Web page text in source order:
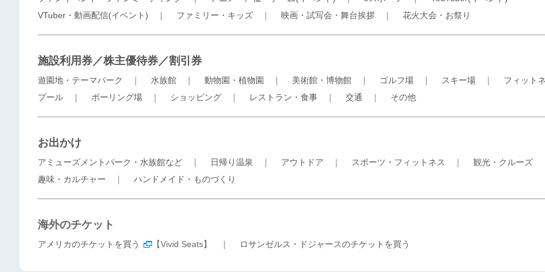
VTuber・動画配信(イベント) ｜ ファミリー・キッズ ｜ 映画・試写会・舞台挨拶 ｜ 花火大会・お祭り
施設利用券／株主優待券／割引券
遊園地・テーマパーク ｜ 水族館 ｜ 動物園・植物園 ｜ 美術館・博物館 ｜ ゴルフ場 ｜ スキー場 ｜ フィット
プール ｜ ボーリング場 ｜ ショッピング ｜ レストラン・食事 ｜ 交通 ｜ その他
お出かけ
アミューズメントパーク・水族館など ｜ 日帰り温泉 ｜ アウトドア ｜ スポーツ・フィットネス ｜ 観光・クルーズ
趣味・カルチャー ｜ ハンドメイド・ものづくり
海外のチケット
アメリカのチケットを買う 【Vivid Seats】 ｜ ロサンゼルス・ドジャースのチケットを買う